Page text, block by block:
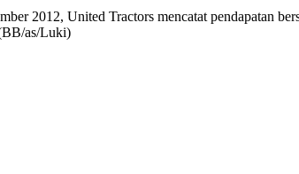
2012, United Tractors mencatat pendapatan
as/Luki)